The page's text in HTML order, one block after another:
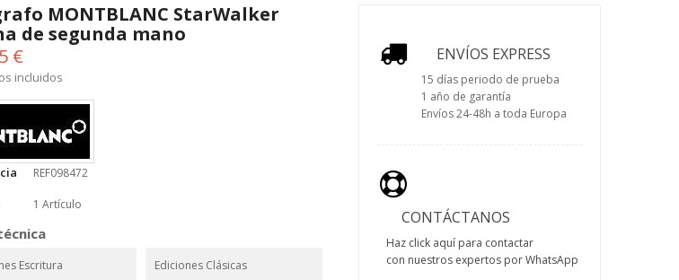
MONTBLANC StarWalker
de segunda mano
€
incluidos
REF098472
1 Artículo
Escritura Ediciones Clásicas
ENVÍOS EXPRESS
15 días periodo de prueba
1 año de garantía
Envíos 24-48h a toda Europa
CONTÁCTANOS
Haz click aquí para contactar
con nuestros expertos por WhatsApp